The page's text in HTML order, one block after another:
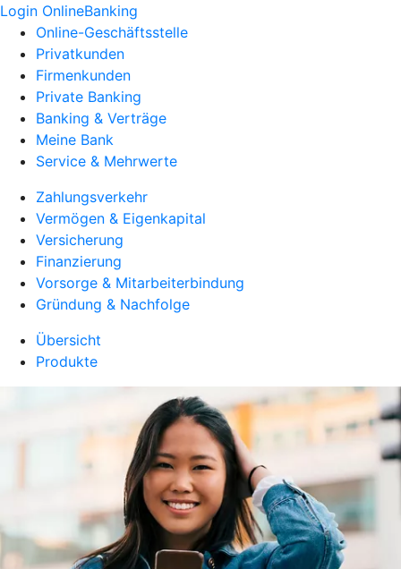
Login OnlineBanking
Online-Geschäftsstelle
Privatkunden
Firmenkunden
Private Banking
Banking & Verträge
Meine Bank
Service & Mehrwerte
Zahlungsverkehr
Vermögen & Eigenkapital
Versicherung
Finanzierung
Vorsorge & Mitarbeiterbindung
Gründung & Nachfolge
Übersicht
Produkte